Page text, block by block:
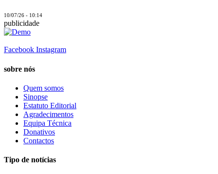
10/07/26 - 10:14
publicidade
Facebook Instagram
sobre nós
Quem somos
Sinopse
Estatuto Editorial
Agradecimentos
Equipa Técnica
Donativos
Contactos
Tipo de notícias